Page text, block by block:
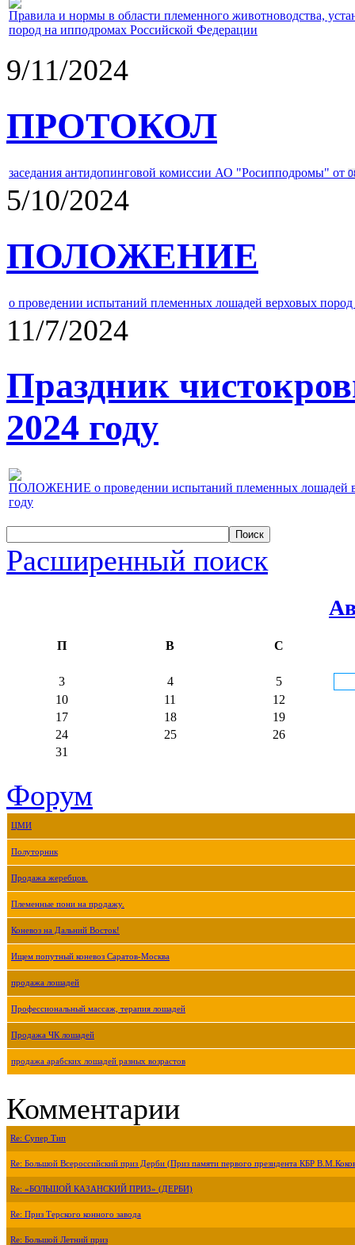
Правила и нормы в области племенного животноводства,
пород на ипподромах Российской Федерации
9/11/2024
ПРОТОКОЛ
заседания антидопинговой комиссии АО "Росипподромы" от
5/10/2024
ПОЛОЖЕНИЕ
о проведении испытаний племенных лошадей верховых
11/7/2024
Праздник
2024 году
ПОЛОЖЕНИЕ о проведении испытаний племенных лошадей
году
Расширенный поиск
П В С
3 4
5
10
11
12
17
18
19
24
25
26
31
Форум
ЦМИ
Полуторник
Продажа жеребцов.
Племенные пони на продажу.
Коневоз на Дальний Восток!
Ищем попутный коневоз Саратов-Москва
продажа лошадей
Профессиональный массаж, терапия лошадей
Продажа ЧК лошадей
продажа арабских лошадей разных возрастов
Комментарии
Re: Супер Тип
Re: Большой Всероссийский приз Дерби (Приз памяти первого президента КБР
Re: «БОЛЬШОЙ КАЗАНСКИЙ ПРИЗ» (ДЕРБИ)
Re: Приз Терского конного завода
Re: Большой Летний приз